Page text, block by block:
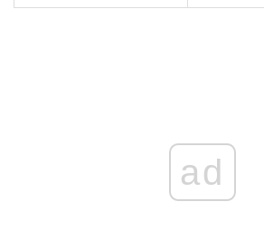
ad